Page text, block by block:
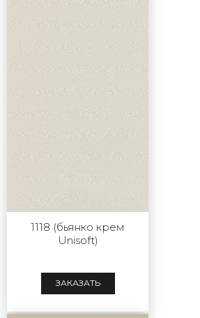
1118 (бьянко крем
Unisoft)
ЗАКАЗАТЬ